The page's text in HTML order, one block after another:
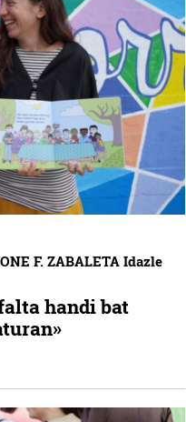
F. ZABALETA Idazle
handi bat